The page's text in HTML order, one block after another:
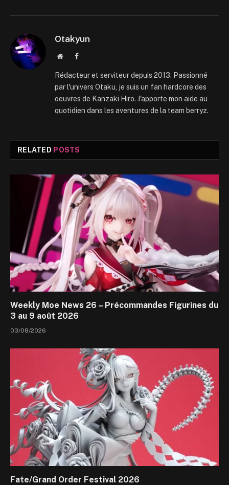
Otakyun
WebsiteFacebook
Rédacteur et serviteur depuis 2013. Passionné
par l'univers Otaku, je suis un fan hardcore des
oeuvres de Kanzaki Hiro. J'apporte mon aide au
quotidien dans les aventures de la team berryz.
RELATED POSTS
Weekly Moe News 26 – Précommandes Figurines du
3 au 9 août 2026
03/08/2026
Fate/Grand Order Festival 2026